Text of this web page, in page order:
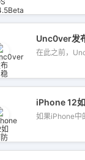
Unc0ver发
在此之前，
iPhone 12
如果iPhone中